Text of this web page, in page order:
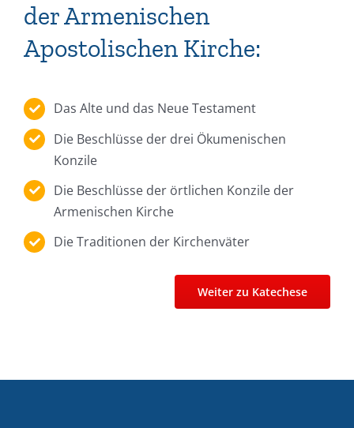
der Armenischen
Apostolischen Kirche:
Das Alte und das Neue Testament
Die Beschlüsse der drei Ökumenischen
Konzile
Die Beschlüsse der örtlichen Konzile der
Armenischen Kirche
Die Traditionen der Kirchenväter
Weiter zu Katechese